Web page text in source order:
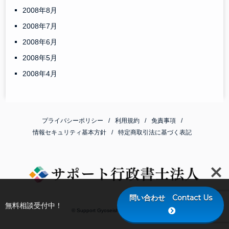
2008年8月
2008年7月
2008年6月
2008年5月
2008年4月
プライバシーポリシー 利用規約
免責事項
情報セキュリティ基本方針
特定商取引法に基づく表記
© Support Gyoseishoshi Corporation
無料相談受付中！
問い合わせ Contact Us